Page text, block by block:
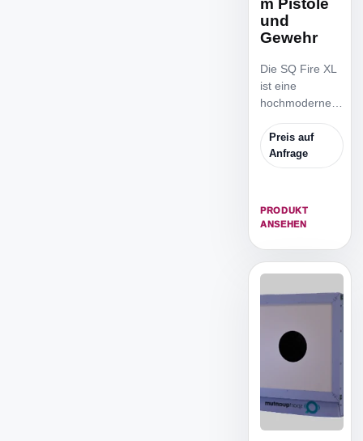
m Pistole
und
Gewehr
Die SQ Fire XL
ist eine
hochmoderne
Zielscheibe für
professionelle
Schiesssportanl
Preis auf
Anfrage
PRODUKT
ANSEHEN